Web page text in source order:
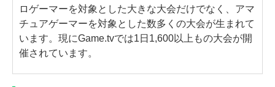
ロゲーマーを対象とした大きな大会だけでなく、アマ
チュアゲーマーを対象とした数多くの大会が生まれて
います。現にGame.tvでは1日1,600以上もの大会が開
催されています。